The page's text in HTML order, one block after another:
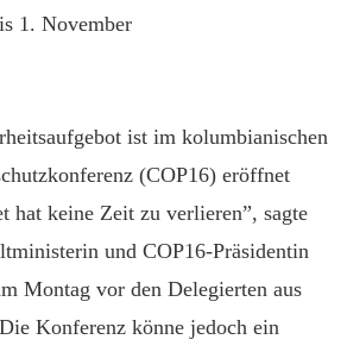
1. November
ist im kolumbianischen
(COP16) eröffnet
hat keine Zeit zu verlieren”, sagte
und COP16-Präsidentin
Montag vor den Delegierten aus
Konferenz könne jedoch ein